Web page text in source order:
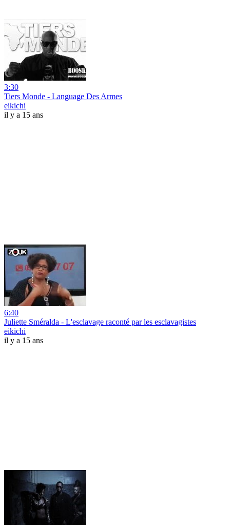
3:30
Tiers Monde - Language Des Armes
eikichi
il y a 15 ans
6:40
Juliette Sméralda - L'esclavage raconté par les esclavagistes
eikichi
il y a 15 ans